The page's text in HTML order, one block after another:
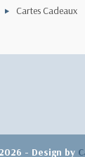
Cartes Cadeaux
- Design by